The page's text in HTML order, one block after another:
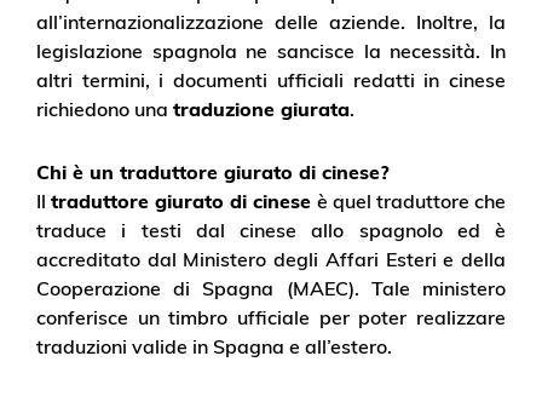
all’internazionalizzazione delle aziende. Inoltre, la
legislazione spagnola ne sancisce la necessità. In
altri termini, i documenti ufficiali redatti in cinese
richiedono una traduzione giurata.
Chi è un traduttore giurato di cinese?
Il traduttore giurato di cinese è quel traduttore che
traduce i testi dal cinese allo spagnolo ed è
accreditato dal Ministero degli Affari Esteri e della
Cooperazione di Spagna (MAEC). Tale ministero
conferisce un timbro ufficiale per poter realizzare
traduzioni valide in Spagna e all’estero.